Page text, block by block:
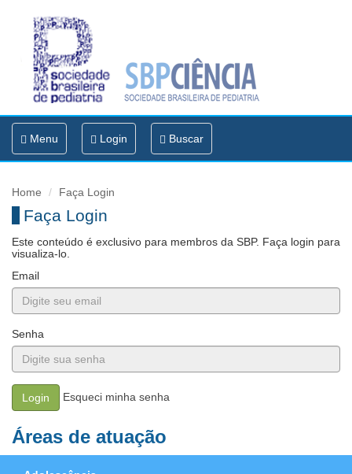
Toggle
navigation
Menu Login Buscar
Home Faça Login
Faça Login
Este conteúdo é exclusivo para membros da SBP. Faça login para
visualiza-lo.
Email
Senha
Login Esqueci minha senha
Áreas de atuação